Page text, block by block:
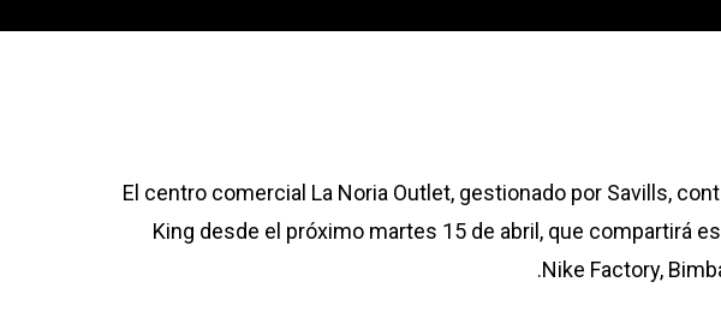
El centro comercial La Noria Outlet, gestionado por Savills,
King desde el próximo martes 15 de abril, que compartirá
Nike Factory,